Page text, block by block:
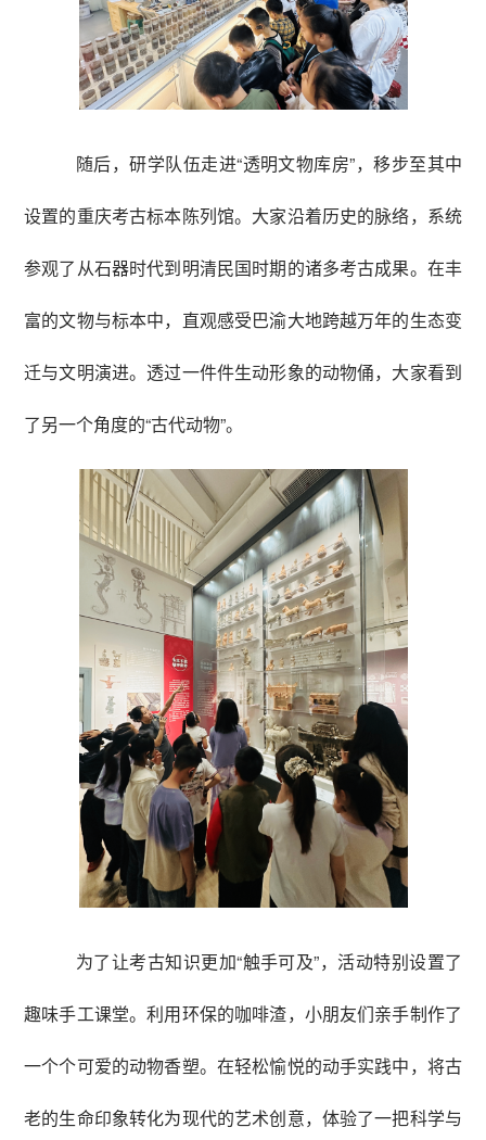
随后，研学队伍走进“透明文物库房”，移步至其中
设置的重庆考古标本陈列馆。大家沿着历史的脉络，系统
参观了从石器时代到明清民国时期的诸多考古成果。在丰
富的文物与标本中，直观感受巴渝大地跨越万年的生态变
迁与文明演进。透过一件件生动形象的动物俑，大家看到
了另一个角度的“古代动物”。
为了让考古知识更加“触手可及”，活动特别设置了
趣味手工课堂。利用环保的咖啡渣，小朋友们亲手制作了
一个个可爱的动物香塑。在轻松愉悦的动手实践中，将古
老的生命印象转化为现代的艺术创意，体验了一把科学与